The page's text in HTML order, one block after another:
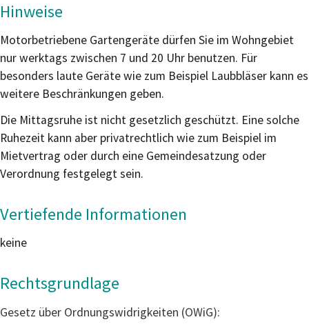
Hinweise
Motorbetriebene Gartengeräte dürfen Sie im Wohngebiet
nur werktags zwischen 7 und 20 Uhr benutzen. Für
besonders laute Geräte wie zum Beispiel Laubbläser kann es
weitere Beschränkungen geben.
Die Mittagsruhe ist nicht gesetzlich geschützt. Eine solche
Ruhezeit kann aber privatrechtlich wie zum Beispiel im
Mietvertrag oder durch eine Gemeindesatzung oder
Verordnung festgelegt sein.
Vertiefende Informationen
keine
Rechtsgrundlage
Gesetz über Ordnungswidrigkeiten (OWiG):